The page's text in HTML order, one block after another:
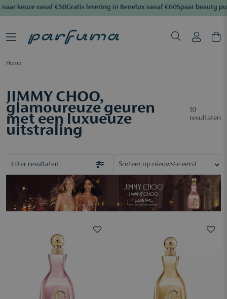
keuze vanaf €50Gratis levering in Benelux vanaf €60Spaar beauty
Home
JIMMY CHOO,
glamoureuze geuren
met een luxueuze
uitstraling
10
resultaten
Filter resultaten